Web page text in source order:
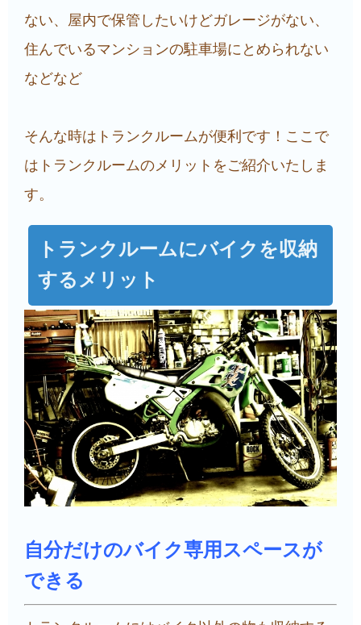
ない、屋内で保管したいけどガレージがない、
住んでいるマンションの駐車場にとめられない
などなど
そんな時はトランクルームが便利です！ここで
はトランクルームのメリットをご紹介いたしま
す。
トランクルームにバイクを収納
するメリット
自分だけのバイク専用スペースが
できる